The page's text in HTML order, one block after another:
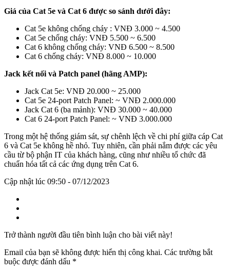
Giá của Cat 5e và Cat 6 được so sánh dưới đây:
Cat 5e không chống cháy : VNĐ 3.000 ~ 4.500
Cat 5e chống cháy: VNĐ 5.500 ~ 6.500
Cat 6 không chống cháy: VNĐ 6.500 ~ 8.500
Cat 6 chống cháy: VNĐ 8.000 ~ 10.000
Jack kết nối và Patch panel (hãng AMP):
Jack Cat 5e: VNĐ 20.000 ~ 25.000
Cat 5e 24-port Patch Panel: ~ VNĐ 2.000.000
Jack Cat 6 (ba mảnh): VNĐ 30.000 ~ 40.000
Cat 6 24-port Patch Panel: ~ VNĐ 3.000.000
Trong một hệ thống giám sát, sự chênh lệch về chi phí giữa cáp Cat
6 và Cat 5e không hề nhỏ. Tuy nhiên, cần phải nắm được các yêu
cầu từ bộ phận IT của khách hàng, cũng như nhiều tổ chức đã
chuẩn hóa tất cả các ứng dụng trên Cat 6.
Cập nhật lúc 09:50 - 07/12/2023
Trở thành người đầu tiên bình luận cho bài viết này!
Email của bạn sẽ không được hiển thị công khai. Các trường bắt
buộc được đánh dấu *